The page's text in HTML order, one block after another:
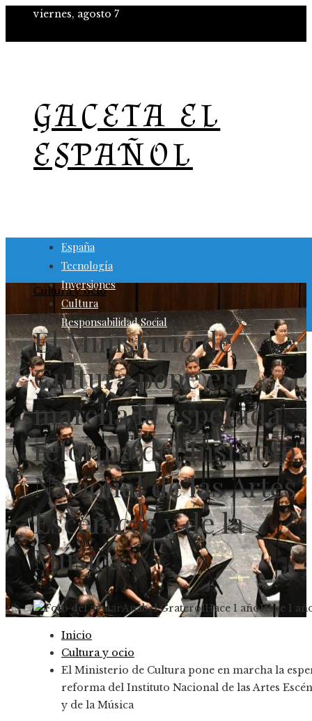
viernes, agosto 7
GACETA EL
ESPAÑOL
España
Tecnología
Inversiones
Cultura
Responsabilidad Social
Cultura y ocio
El Ministerio de
Cultura pone en
marcha la esperada
reforma del Instituto
Nacional de las Artes
Escénicas y de la
Música
Anabel GraterolHace 1 añoHace 1
Inicio
Cultura y ocio
El Ministerio de Cultura pone en marcha la
reforma del Instituto Nacional de las Artes
y de la Música